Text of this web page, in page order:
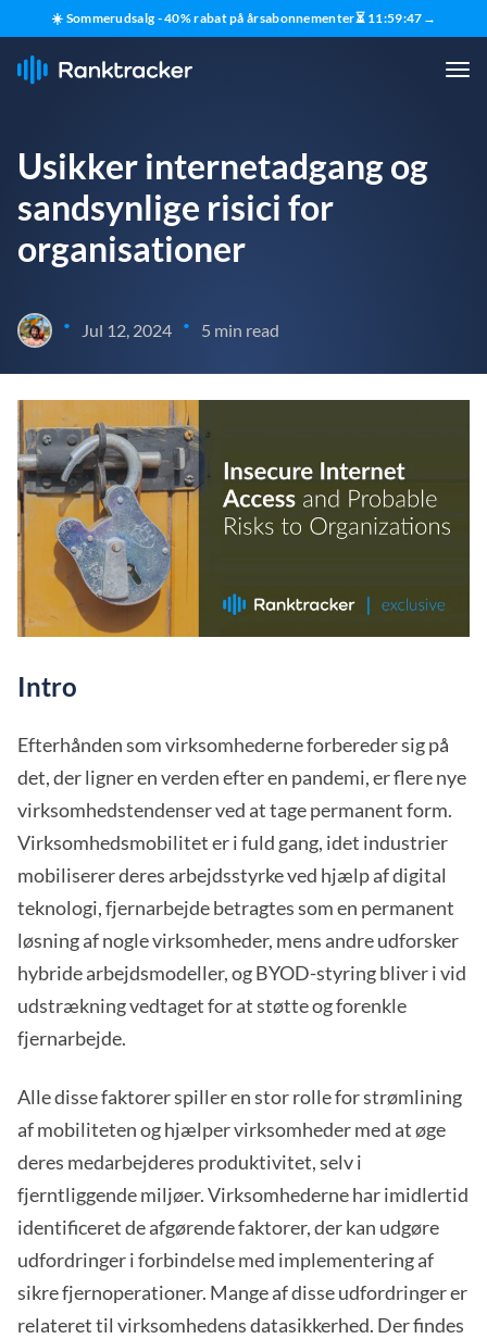
☀️ Sommerudsalg - 40% rabat på årsabonnementer⏳ 11:59:46 →
Usikker internetadgang og
sandsynlige risici for
organisationer
• Jul 12, 2024 • 5 min read
Intro
Efterhånden som virksomhederne forbereder sig på
det, der ligner en verden efter en pandemi, er flere nye
virksomhedstendenser ved at tage permanent form.
Virksomhedsmobilitet er i fuld gang, idet industrier
mobiliserer deres arbejdsstyrke ved hjælp af digital
teknologi, fjernarbejde betragtes som en permanent
løsning af nogle virksomheder, mens andre udforsker
hybride arbejdsmodeller, og BYOD-styring bliver i vid
udstrækning vedtaget for at støtte og forenkle
fjernarbejde.
Alle disse faktorer spiller en stor rolle for strømlining
af mobiliteten og hjælper virksomheder med at øge
deres medarbejderes produktivitet, selv i
fjerntliggende miljøer. Virksomhederne har imidlertid
identificeret de afgørende faktorer, der kan udgøre
udfordringer i forbindelse med implementering af
sikre fjernoperationer. Mange af disse udfordringer er
relateret til virksomhedens datasikkerhed. Der findes